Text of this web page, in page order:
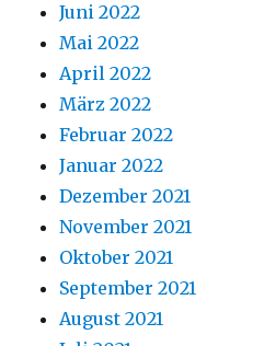
Juni 2022
Mai 2022
April 2022
März 2022
Februar 2022
Januar 2022
Dezember 2021
November 2021
Oktober 2021
September 2021
August 2021